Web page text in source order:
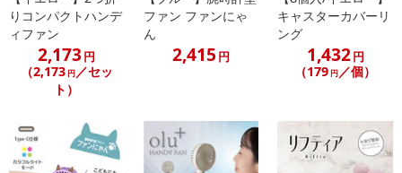
また、[新たな加工食品の原料原産地表示制度]の経過措置期間の終
了により、商品詳細内に記載の原産国・原材料の表記が旧表記の場
合がございます。
あらかじめご了承いただいた上でお申込みください。なお、本理由
によるお申込み後のキャンセル・返品交換は対応いたしかねます。
【お支払いについて】
※送料はお試し費用に含まれております。
りコンパクトハンデ
ィファン
2,173円
（2,173 円／セッ
ト）
ファン ファンにゃ
ん
2,415 円
キャスターカバーリ
ング
1,432円
（179 円／個）